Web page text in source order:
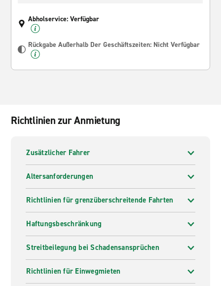
Abholservice: Verfügbar
Rückgabe Außerhalb Der Geschäftszeiten: Nicht Verfügbar
Richtlinien zur Anmietung
Zusätzlicher Fahrer
Altersanforderungen
Richtlinien für grenzüberschreitende Fahrten
Haftungsbeschränkung
Streitbeilegung bei Schadensansprüchen
Richtlinien für Einwegmieten